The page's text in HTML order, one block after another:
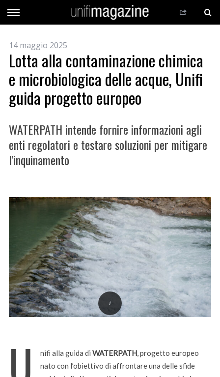
14 maggio 2025
Lotta alla contaminazione chimica
e microbiologica delle acque, Unifi
guida progetto europeo
WATERPATH intende fornire informazioni agli
enti regolatori e testare soluzioni per mitigare
l'inquinamento
nifi alla guida di WATERPATH, progetto europeo
nato con l’obiettivo di affrontare una delle sfide